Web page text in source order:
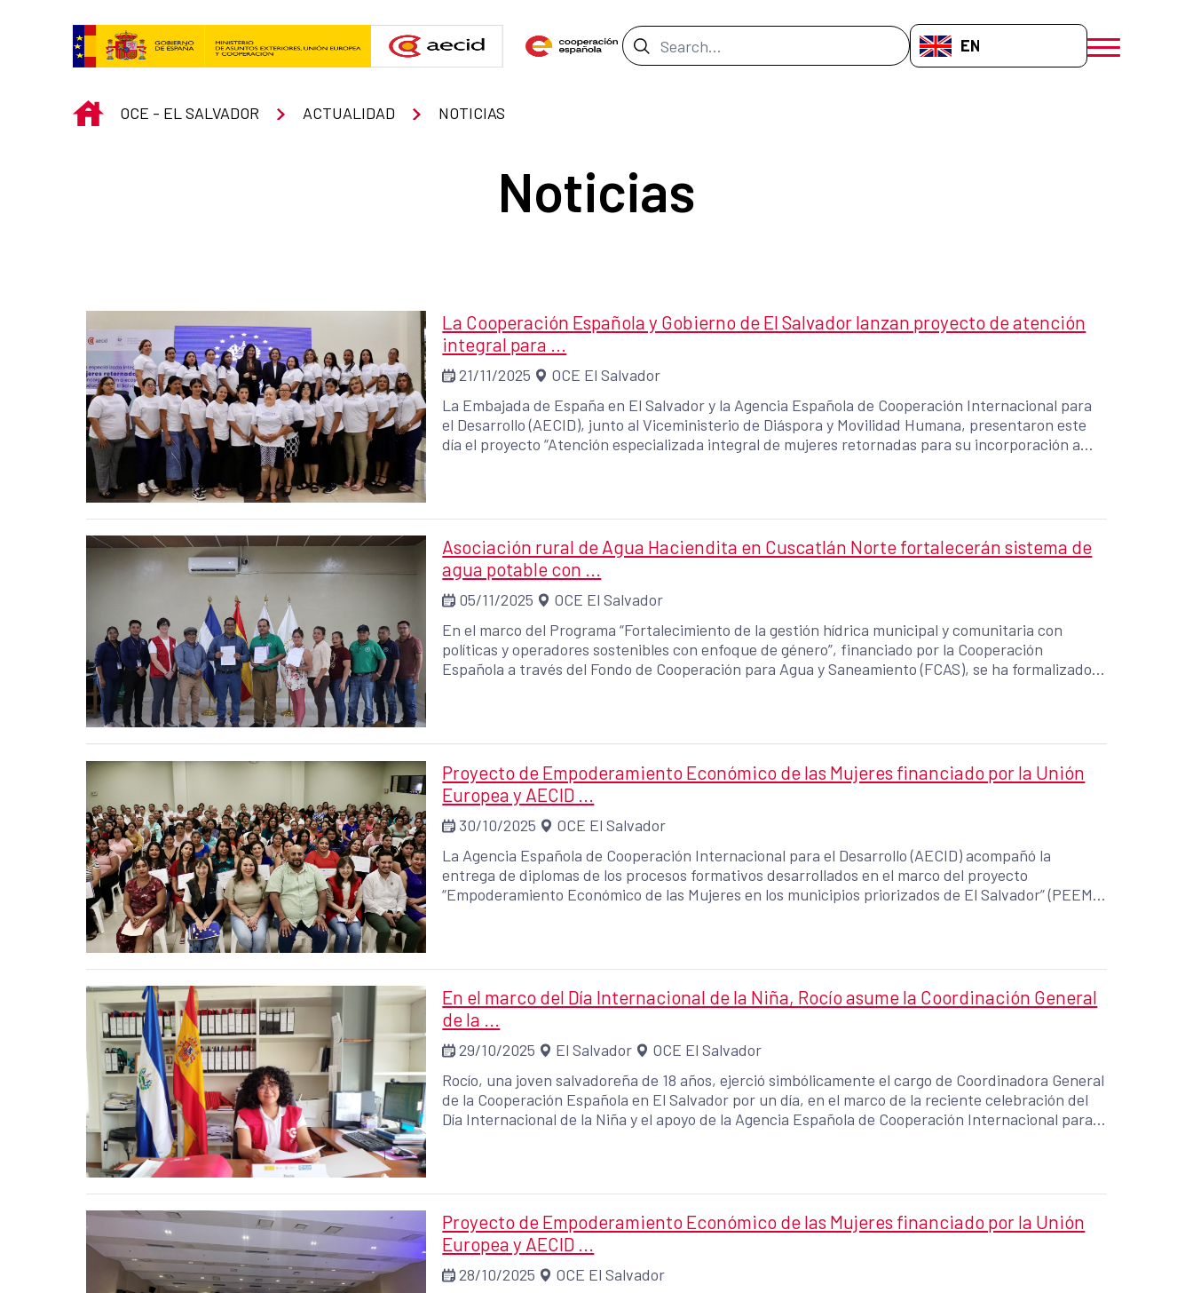
Search Bar EN-GB
menú móvil
INICIO
OCE - EL SALVADOR ACTUALIDAD NOTICIAS
Noticias
La Cooperación Española y Gobierno de El Salvador lanzan proyecto de atención
integral para ...
21/11/2025
OCE El Salvador
La Embajada de España en El Salvador y la Agencia Española de Cooperación Internacional para
el Desarrollo (AECID), junto al Viceministerio de Diáspora y Movilidad Humana, presentaron este
día el proyecto “Atención especializada integral de mujeres retornadas para su incorporación a
Asociación rural de Agua Haciendita en Cuscatlán Norte fortalecerán sistema de
agua potable con ...
05/11/2025
OCE El Salvador
En el marco del Programa “Fortalecimiento de la gestión hídrica municipal y comunitaria con
políticas y operadores sostenibles con enfoque de género”, financiado por la Cooperación
Española a través del Fondo de Cooperación para Agua y Saneamiento (FCAS), se ha formalizado
Proyecto de Empoderamiento Económico de las Mujeres financiado por la Unión
Europea y AECID ...
30/10/2025
OCE El Salvador
La Agencia Española de Cooperación Internacional para el Desarrollo (AECID) acompañó la
entrega de diplomas de los procesos formativos desarrollados en el marco del proyecto
“Empoderamiento Económico de las Mujeres en los municipios priorizados de El Salvador” (PEEM).
En el marco del Día Internacional de la Niña, Rocío asume la Coordinación General
de la ...
29/10/2025 El Salvador
OCE El Salvador
Rocío, una joven salvadoreña de 18 años, ejerció simbólicamente el cargo de Coordinadora General
de la Cooperación Española en El Salvador por un día, en el marco de la reciente celebración del
Día Internacional de la Niña y el apoyo de la Agencia Española de Cooperación Internacional para
Proyecto de Empoderamiento Económico de las Mujeres financiado por la Unión
Europea y AECID ...
28/10/2025
OCE El Salvador